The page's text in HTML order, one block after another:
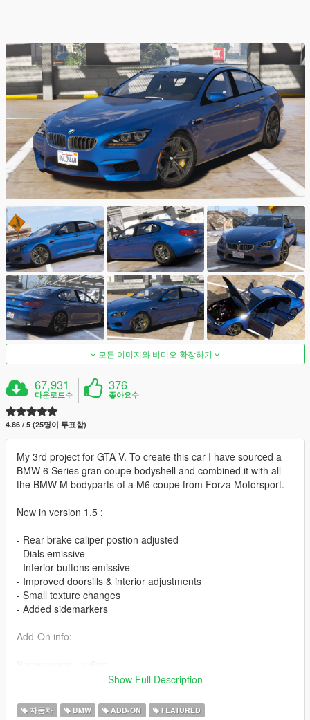
모든 이미지와 비디오 확장하기
67,931
다운로드수
376
좋아요수
4.86 / 5 (25명이 투표함)
My 3rd project for GTA V. To create this car I have sourced a
BMW 6 Series gran coupe bodyshell and combined it with all
the BMW M bodyparts of a M6 coupe from Forza Motorsport.
New in version 1.5 :
- Rear brake caliper postion adjusted
- Dials emissive
- Interior buttons emissive
- Improved doorsills & interior adjustments
- Small texture changes
- Added sidemarkers
Add-On info:
Features:
Show Full Description
자동차 BMW ADD-ON FEATURED